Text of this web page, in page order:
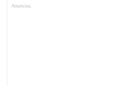
Anuncios.